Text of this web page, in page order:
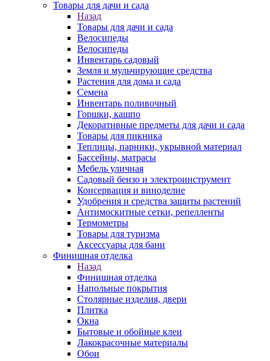
Товары для дачи и сада
Назад
Товары для дачи и сада
Велосипеды
Велосипеды
Инвентарь садовый
Земля и мульчирующие средства
Растения для дома и сада
Семена
Инвентарь поливочный
Горшки, кашпо
Декоративные предметы для дачи и сада
Товары для пикника
Теплицы, парники, укрывной материал
Бассейны, матрасы
Мебель уличная
Садовый бензо и электроинструмент
Консервация и виноделие
Удобрения и средства защиты растений
Антимоскитные сетки, репелленты
Термометры
Товары для туризма
Аксессуары для бани
Финишная отделка
Назад
Финишная отделка
Напольные покрытия
Столярные изделия, двери
Плитка
Окна
Бытовые и обойные клеи
Лакокрасочные материалы
Обои